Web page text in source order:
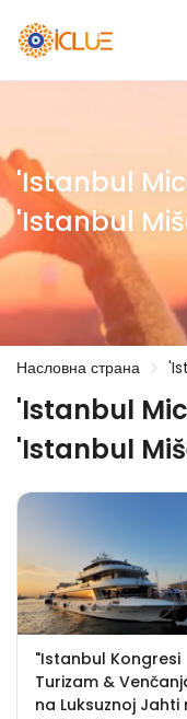
'Istanbul
'Istanbul
Насловна страна
'Istanbul
'Istanbul
"Istanbul Kongresi
Turizam &
na Luksuznoj Jahti